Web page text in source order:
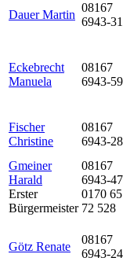
Dauer Martin
08167
6943-31
Eckebrecht
Manuela
08167
6943-59
Fischer
Christine
08167
6943-28
Gmeiner
Harald
Erster
Bürgermeister
08167
6943-47
0170 65
72 528
Götz Renate
08167
6943-24